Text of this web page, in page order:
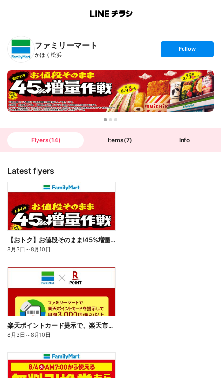
B
n
T
ファミリーマート
かほく松浜
s
t
o
l
l
o
w
Follow
Flyers(14) Items(7) Info
Latest flyers
【おトク】お値段そのまま!45%増量作戦!
8月3日 ～8月10日
楽天ポイントカード提示で、楽天市場でのお買い物がおトクに!
8月3日 ～8月10日